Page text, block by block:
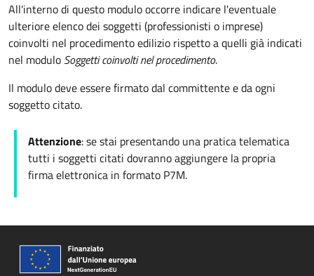
All'interno di questo modulo occorre indicare l'eventuale
ulteriore elenco dei soggetti (professionisti o imprese)
coinvolti nel procedimento edilizio rispetto a quelli già indicati
nel modulo Soggetti coinvolti nel procedimento.
Il modulo deve essere firmato dal committente e da ogni
soggetto citato.
Attenzione: se stai presentando una pratica telematica
tutti i soggetti citati dovranno aggiungere la propria
firma elettronica in formato P7M.